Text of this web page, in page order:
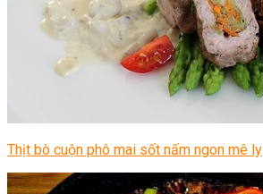
Thịt bò cuộn phô mai sốt nấm ngon mê ly